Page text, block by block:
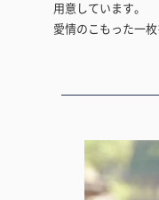
用意しています。
愛情のこもった一枚